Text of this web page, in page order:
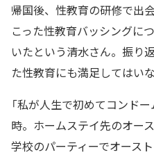
帰国後、性教育の研修で出
こった性教育バッシングに
いたという清水さん。振り
た性教育にも満足してはい
「私が人生で初めてコンド
時。ホームステイ先のオー
学校のパーティーでオース